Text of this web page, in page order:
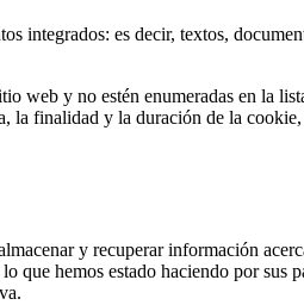
integrados: es decir, textos,
web y no estén enumeradas en la
la finalidad y la duración de la
y recuperar información
hemos estado haciendo por sus